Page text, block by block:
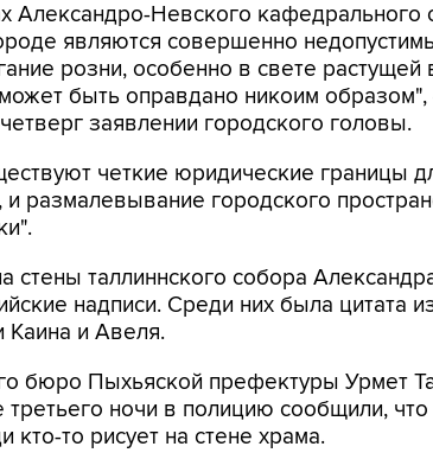
Александро-Невского кафедрального
являются совершенно
розни, особенно в свете растущей
быть оправдано никоим образом",
заявлении городского головы.
четкие юридические границы
размалевывание городского
стены таллиннского собора
надписи. Среди них была цитата
Каина и Авеля.
бюро Пыхьяской префектуры Урмет
третьего ночи в полицию сообщили,
то рисует на стене храма.